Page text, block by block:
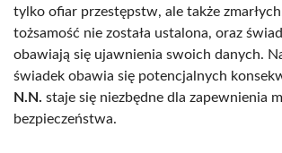
tylko ofiar przestępstw, ale także
tożsamość nie została ustalona, oraz
obawiają się ujawnienia swoich danych.
świadek obawia się potencjalnych
N.N. staje się niezbędne dla zapewnienia
bezpieczeństwa.